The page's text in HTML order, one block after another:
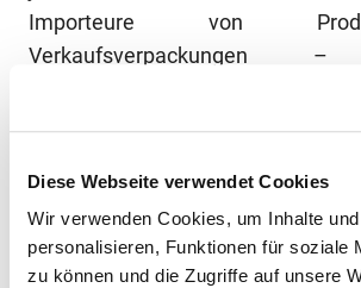
Diese Webseite verwendet Cookies
Wir verwenden Cookies, um Inhalte
personalisieren, Funktionen für soziale
zu können und die Zugriffe auf unsere
Importeure von
Verkaufsverpackungen –
Erstinverkehrbringer – vor dem in
von Verpackungen bei der
Registrierungsnummer der
die Verpackungsmengen, die am
sind, der Zentralen Stelle korrekt